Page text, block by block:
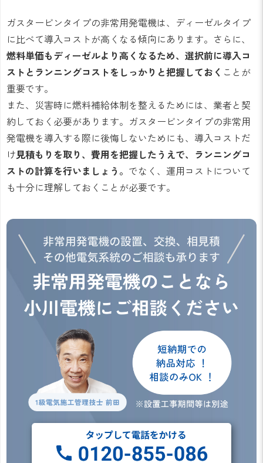
ガスタービンタイプの非常用発電機は、ディーゼルタイプ
に比べて導入コストが高くなる傾向にあります。さらに、
燃料単価もディーゼルより高くなるため、選択前に導入コ
ストとランニングコストをしっかりと把握しておく ことが
重要です。
また、災害時に燃料補給体制を整えるためには、業者と契
約しておく必要があります。ガスタービンタイプの非常用
発電機を導入する際に後悔しないためにも、導入コストだ
け見積もりを取り、費用を把握したうえで、ランニングコ
ストの計算を行いましょう。 でなく、運用コストについて
も十分に理解しておくことが必要です。